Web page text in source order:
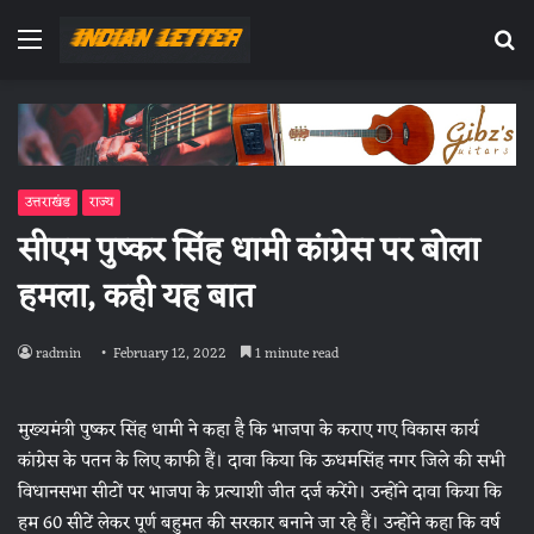
Menu
उत्तराखंड राज्य
सीएम पुष्कर सिंह धामी कांग्रेस पर बोला
हमला, कही यह बात
radmin February 12, 2022 1 minute read
मुख्यमंत्री पुष्कर सिंह धामी ने कहा है कि भाजपा के कराए गए विकास कार्य
कांग्रेस के पतन के लिए काफी हैं। दावा किया कि ऊधमसिंह नगर जिले की सभी
विधानसभा सीटों पर भाजपा के प्रत्याशी जीत दर्ज करेंगे। उन्होंने दावा किया कि
हम 60 सीटें लेकर पूर्ण बहुमत की सरकार बनाने जा रहे हैं। उन्होंने कहा कि वर्ष